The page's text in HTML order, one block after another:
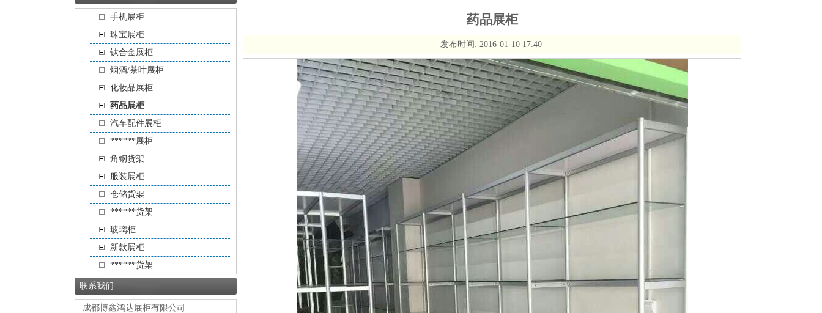
手机展柜
珠宝展柜
钛合金展柜
烟酒/茶叶展柜
化妆品展柜
药品展柜
汽车配件展柜
******展柜
角钢货架
服装展柜
仓储货架
******货架
玻璃柜
新款展柜
******货架
联系我们
成都博鑫鸿达展柜有限公司
药品展柜
发布时间: 2016-01-10 17:40